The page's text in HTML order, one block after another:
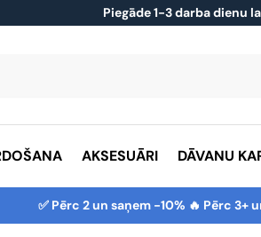
Piegāde 1-3 darba dienu
AKSESUĀRI DĀVANU
✅ Pērc 2 un saņem -10% 🔥 Pērc 3+